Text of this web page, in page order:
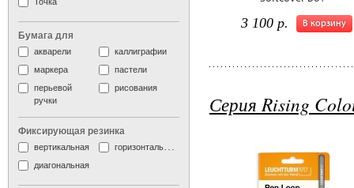
В корзину
3 100 р.
Серия Rising
Бумага для
акварели
каллиграфии
маркера
пастели
перьевой
ручки
рисования
Фиксирующая резинка
вертикальная
горизонтальная
диагональная